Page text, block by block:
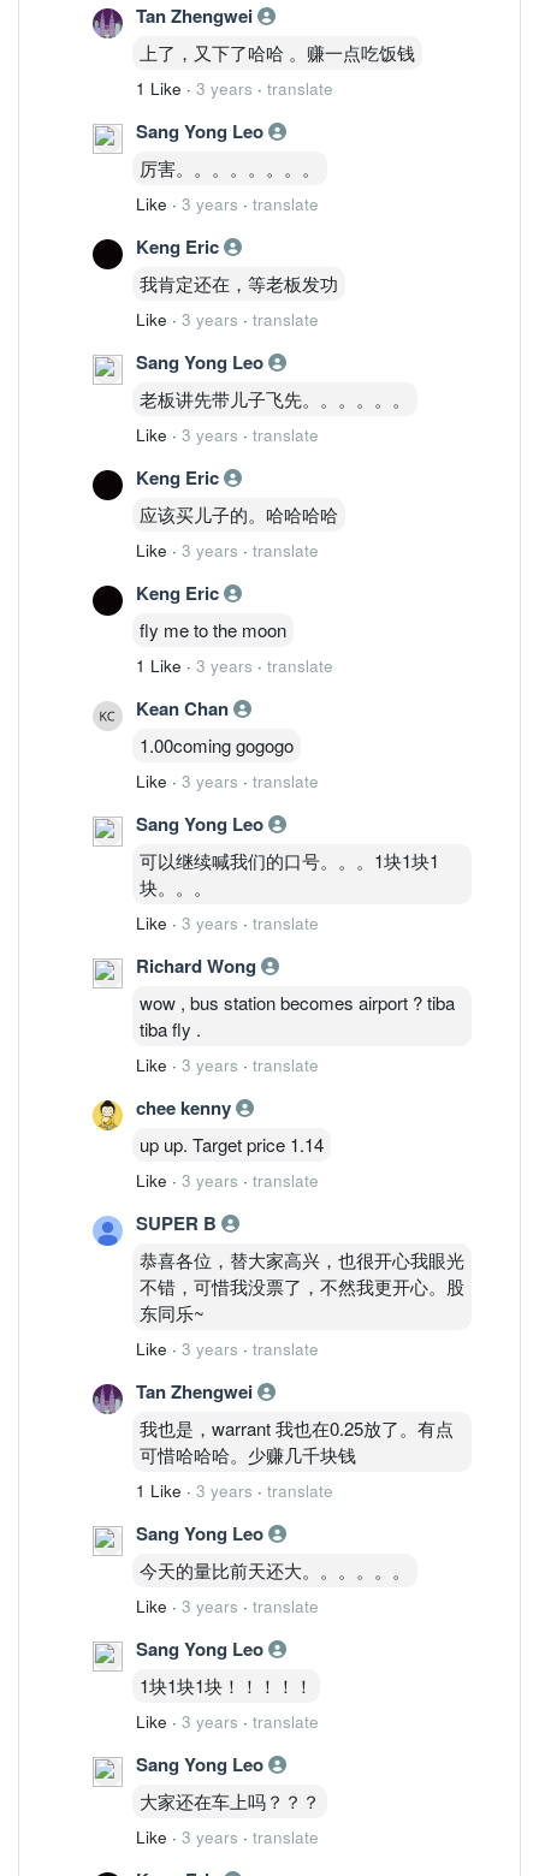
Tan Zhengwei
上了，又下了哈哈 。赚一点吃饭钱
1 Like · 3 years · translate
Sang Yong Leo
厉害。。。。。。。。
Like · 3 years · translate
Keng Eric
我肯定还在，等老板发功
Like · 3 years · translate
Sang Yong Leo
老板讲先带儿子飞先。。。。。。
Like · 3 years · translate
Keng Eric
应该买儿子的。哈哈哈哈
Like · 3 years · translate
Keng Eric
fly me to the moon
1 Like · 3 years · translate
Kean Chan
1.00coming gogogo
Like · 3 years · translate
Sang Yong Leo
可以继续喊我们的口号。。。1块1块1
块。。。
Like · 3 years · translate
Richard Wong
wow , bus station becomes airport ? tiba
tiba fly .
Like · 3 years · translate
chee kenny
up up. Target price 1.14
Like · 3 years · translate
SUPER B
恭喜各位，替大家高兴，也很开心我眼光
不错，可惜我没票了，不然我更开心。股
东同乐~
Like · 3 years · translate
Tan Zhengwei
我也是，warrant 我也在0.25放了。有点
可惜哈哈哈。少赚几千块钱
1 Like · 3 years · translate
Sang Yong Leo
今天的量比前天还大。。。。。。
Like · 3 years · translate
Sang Yong Leo
1块1块1块！！！！！
Like · 3 years · translate
Sang Yong Leo
大家还在车上吗？？？
Like · 3 years · translate